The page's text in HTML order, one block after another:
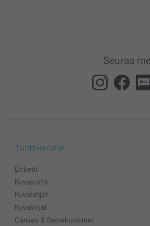
Seuraa
Tuotteemme
Etiketit
Kuvakortit
Kuvalahjat
Kuvakirjat
Canvas & Seinäkoristeet